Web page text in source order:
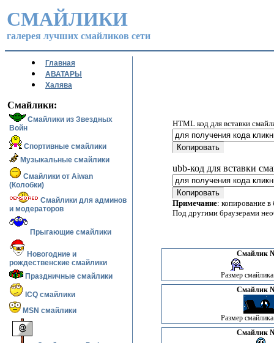
СМАЙЛИКИ
галерея лучших смайликов сети
Главная
АВАТАРЫ
Халява
Смайлики:
Смайлики из Звездных
Войн
Спортивные смайлики
Музыкальные смайлики
Смайлики от Aiwan
(Колобки)
Смайлики для админов
и модераторов
Прыгающие смайлики
Новогодние и
рождественские смайлики
Праздничные смайлики
ICQ смайлики
MSN смайлики
HTML код для вставки
ubb-код для вставки
Примечание: копирование в
Под другими браузерами
Смайлик
Размер
Смайлик
Размер
Смайлик